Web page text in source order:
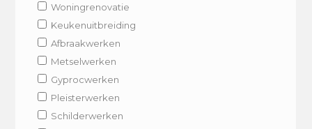
Woningrenovatie
Keukenuitbreiding
Afbraakwerken
Metselwerken
Gyprocwerken
Pleisterwerken
Schilderwerken